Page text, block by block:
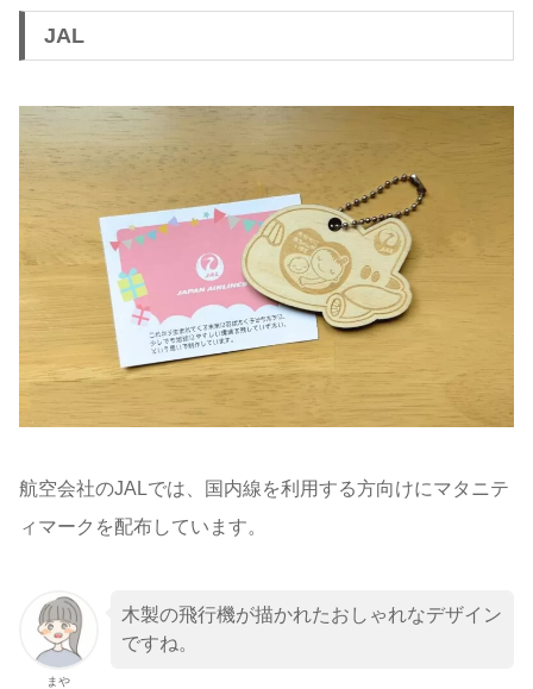
JAL
航空会社のJALでは、国内線を利用する方向けにマタニテ
ィマークを配布しています。
まや
木製の飛行機が描かれたおしゃれなデザイン
ですね。